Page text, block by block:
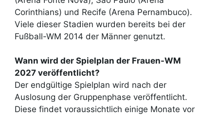
Corinthians) und Recife (Arena Pernambuco).
Viele dieser Stadien wurden bereits bei der
Fußball-WM 2014 der Männer genutzt.
Wann wird der Spielplan der Frauen-WM
2027 veröffentlicht?
Der endgültige Spielplan wird nach der
Auslosung der Gruppenphase veröffentlicht.
Diese findet voraussichtlich einige Monate vor